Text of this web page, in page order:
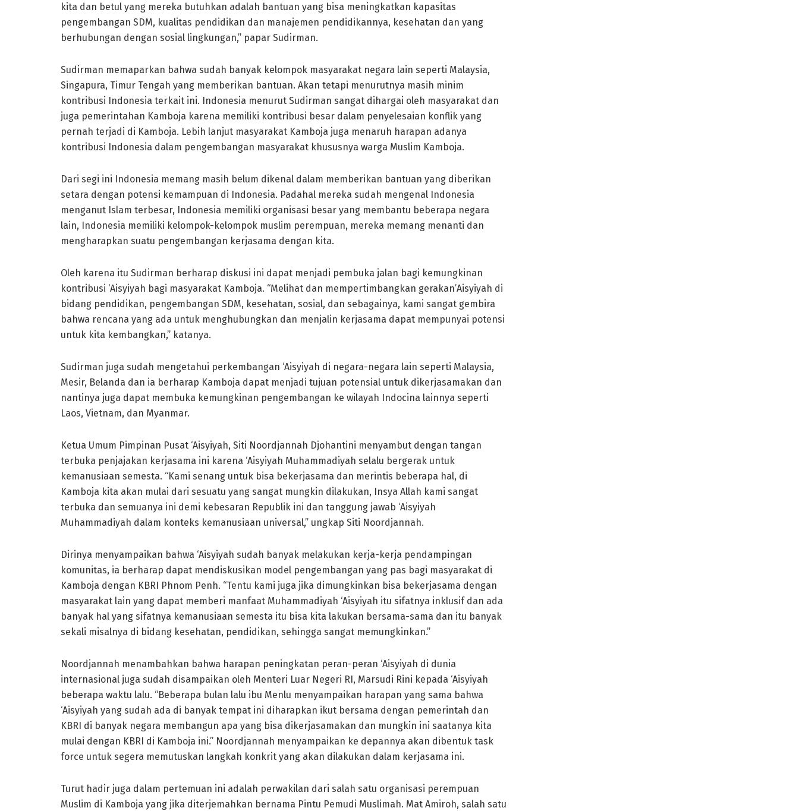
kita dan betul yang mereka butuhkan adalah bantuan yang bisa meningkatkan kapasitas
pengembangan SDM, kualitas pendidikan dan manajemen pendidikannya, kesehatan dan yang
berhubungan dengan sosial lingkungan,” papar Sudirman.
Sudirman memaparkan bahwa sudah banyak kelompok masyarakat negara lain seperti Malaysia,
Singapura, Timur Tengah yang memberikan bantuan. Akan tetapi menurutnya masih minim
kontribusi Indonesia terkait ini. Indonesia menurut Sudirman sangat dihargai oleh masyarakat dan
juga pemerintahan Kamboja karena memiliki kontribusi besar dalam penyelesaian konflik yang
pernah terjadi di Kamboja. Lebih lanjut masyarakat Kamboja juga menaruh harapan adanya
kontribusi Indonesia dalam pengembangan masyarakat khususnya warga Muslim Kamboja.
Dari segi ini Indonesia memang masih belum dikenal dalam memberikan bantuan yang diberikan
setara dengan potensi kemampuan di Indonesia. Padahal mereka sudah mengenal Indonesia
menganut Islam terbesar, Indonesia memiliki organisasi besar yang membantu beberapa negara
lain, Indonesia memiliki kelompok-kelompok muslim perempuan, mereka memang menanti dan
mengharapkan suatu pengembangan kerjasama dengan kita.
Oleh karena itu Sudirman berharap diskusi ini dapat menjadi pembuka jalan bagi kemungkinan
kontribusi ‘Aisyiyah bagi masyarakat Kamboja. “Melihat dan mempertimbangkan gerakan’Aisyiyah di
bidang pendidikan, pengembangan SDM, kesehatan, sosial, dan sebagainya, kami sangat gembira
bahwa rencana yang ada untuk menghubungkan dan menjalin kerjasama dapat mempunyai potensi
untuk kita kembangkan,” katanya.
Sudirman juga sudah mengetahui perkembangan ‘Aisyiyah di negara-negara lain seperti Malaysia,
Mesir, Belanda dan ia berharap Kamboja dapat menjadi tujuan potensial untuk dikerjasamakan dan
nantinya juga dapat membuka kemungkinan pengembangan ke wilayah Indocina lainnya seperti
Laos, Vietnam, dan Myanmar.
Ketua Umum Pimpinan Pusat ‘Aisyiyah, Siti Noordjannah Djohantini menyambut dengan tangan
terbuka penjajakan kerjasama ini karena ‘Aisyiyah Muhammadiyah selalu bergerak untuk
kemanusiaan semesta. “Kami senang untuk bisa bekerjasama dan merintis beberapa hal, di
Kamboja kita akan mulai dari sesuatu yang sangat mungkin dilakukan, Insya Allah kami sangat
terbuka dan semuanya ini demi kebesaran Republik ini dan tanggung jawab ‘Aisyiyah
Muhammadiyah dalam konteks kemanusiaan universal,” ungkap Siti Noordjannah.
Dirinya menyampaikan bahwa ‘Aisyiyah sudah banyak melakukan kerja-kerja pendampingan
komunitas, ia berharap dapat mendiskusikan model pengembangan yang pas bagi masyarakat di
Kamboja dengan KBRI Phnom Penh. “Tentu kami juga jika dimungkinkan bisa bekerjasama dengan
masyarakat lain yang dapat memberi manfaat Muhammadiyah ‘Aisyiyah itu sifatnya inklusif dan ada
banyak hal yang sifatnya kemanusiaan semesta itu bisa kita lakukan bersama-sama dan itu banyak
sekali misalnya di bidang kesehatan, pendidikan, sehingga sangat memungkinkan.”
Noordjannah menambahkan bahwa harapan peningkatan peran-peran ‘Aisyiyah di dunia
internasional juga sudah disampaikan oleh Menteri Luar Negeri RI, Marsudi Rini kepada ‘Aisyiyah
beberapa waktu lalu. “Beberapa bulan lalu ibu Menlu menyampaikan harapan yang sama bahwa
‘Aisyiyah yang sudah ada di banyak tempat ini diharapkan ikut bersama dengan pemerintah dan
KBRI di banyak negara membangun apa yang bisa dikerjasamakan dan mungkin ini saatanya kita
mulai dengan KBRI di Kamboja ini.” Noordjannah menyampaikan ke depannya akan dibentuk task
force untuk segera memutuskan langkah konkrit yang akan dilakukan dalam kerjasama ini.
Turut hadir juga dalam pertemuan ini adalah perwakilan dari salah satu organisasi perempuan
Muslim di Kamboja yang jika diterjemahkan bernama Pintu Pemudi Muslimah. Mat Amiroh, salah satu